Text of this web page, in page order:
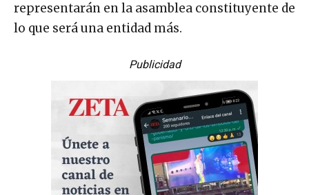
representarán en la asamblea constituyente de
lo que será una entidad más.
Publicidad